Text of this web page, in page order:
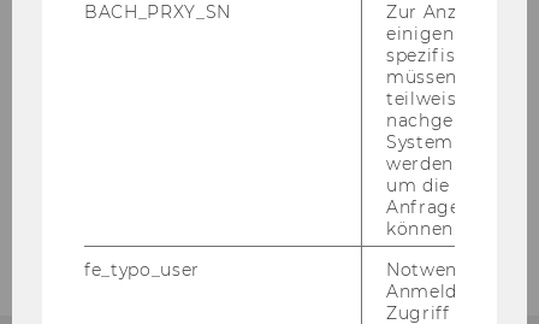
BACH_PRXY_SN
Zur Anzeige von
einigen WU-
spezifischen
müssen
teilweise von
nachgelagerten
System
werden.
um die Antwort
Anfrage
können.
fe_typo_user
Notwendig für
Anmeldung und
Zugriff auf